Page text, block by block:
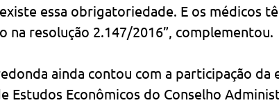
essa obrigatoriedade. E os médicos
na resolução 2.147/2016”, complementou.
ainda contou com a participação
Estudos Econômicos do Conselho